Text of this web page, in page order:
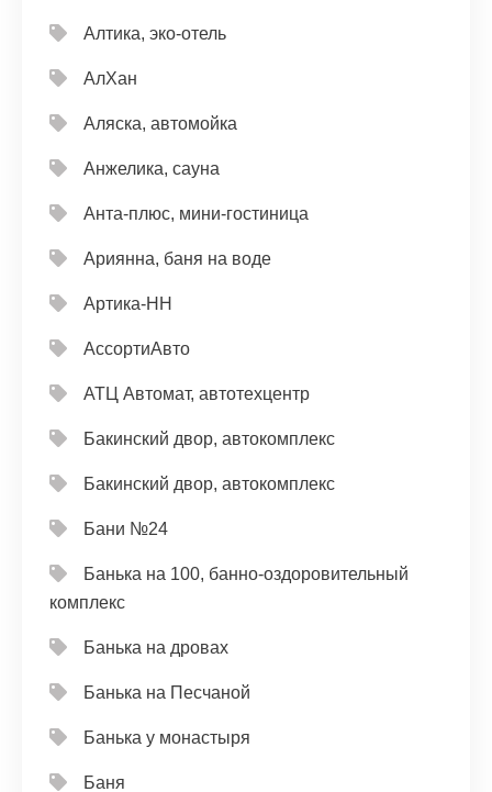
Алтика, эко-отель
АлХан
Аляска, автомойка
Анжелика, сауна
Анта-плюс, мини-гостиница
Ариянна, баня на воде
Артика-НН
АссортиАвто
АТЦ Автомат, автотехцентр
Бакинский двор, автокомплекс
Бакинский двор, автокомплекс
Бани №24
Банька на 100, банно-оздоровительный
комплекс
Банька на дровах
Банька на Песчаной
Банька у монастыря
Баня